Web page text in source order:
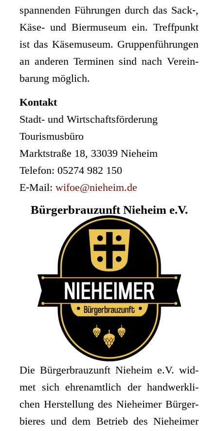
span­nen­den Füh­run­gen durch das Sack‑,
Käse- und Bier­mu­se­um ein. Treff­punkt
ist das Käse­mu­se­um. Grup­pen­füh­run­gen
an ande­ren Ter­mi­nen sind nach Ver­ein­
ba­rung möglich.
Kon­takt
Stadt- und Wirt­schafts­för­de­rung
Tou­ris­mus­bü­ro
Markt­stra­ße 18, 33039 Nie­heim
Tele­fon: 05274 982 150
E‑Mail: wifoe@nieheim.de
Bürgerbrauzunft Nieheim e.V.
Die Bür­ger­brau­zunft Nie­heim e.V. wid­
met sich ehren­amt­lich der hand­werk­li­
chen Her­stel­lung des Nie­hei­mer Bür­ger­
bie­res und dem Betrieb des Nie­hei­mer